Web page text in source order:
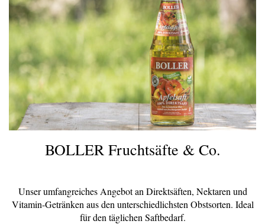
BOLLER Fruchtsäfte & Co.
Unser umfangreiches Angebot an Direktsäften, Nektaren und
Vitamin-Getränken aus den unterschiedlichsten Obstsorten. Ideal
für den täglichen Saftbedarf.